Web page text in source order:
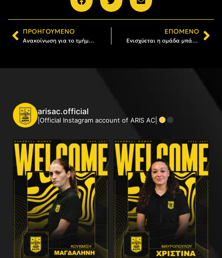
ΠΡΟΗΓΟΎΜΕΝΟ
Ανακοίνωση για το τμήμα μπάσκετ γυναικών
ΕΠΌΜΕΝΟ
Ενισχύεται η ομάδα μπάσκετ γυναικών
arisac.official
|Official Instagram account of ARIS AC|